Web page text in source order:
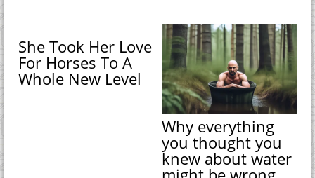
She Took Her Love
For Horses To A
Whole New Level
Why everything
you thought you
knew about water